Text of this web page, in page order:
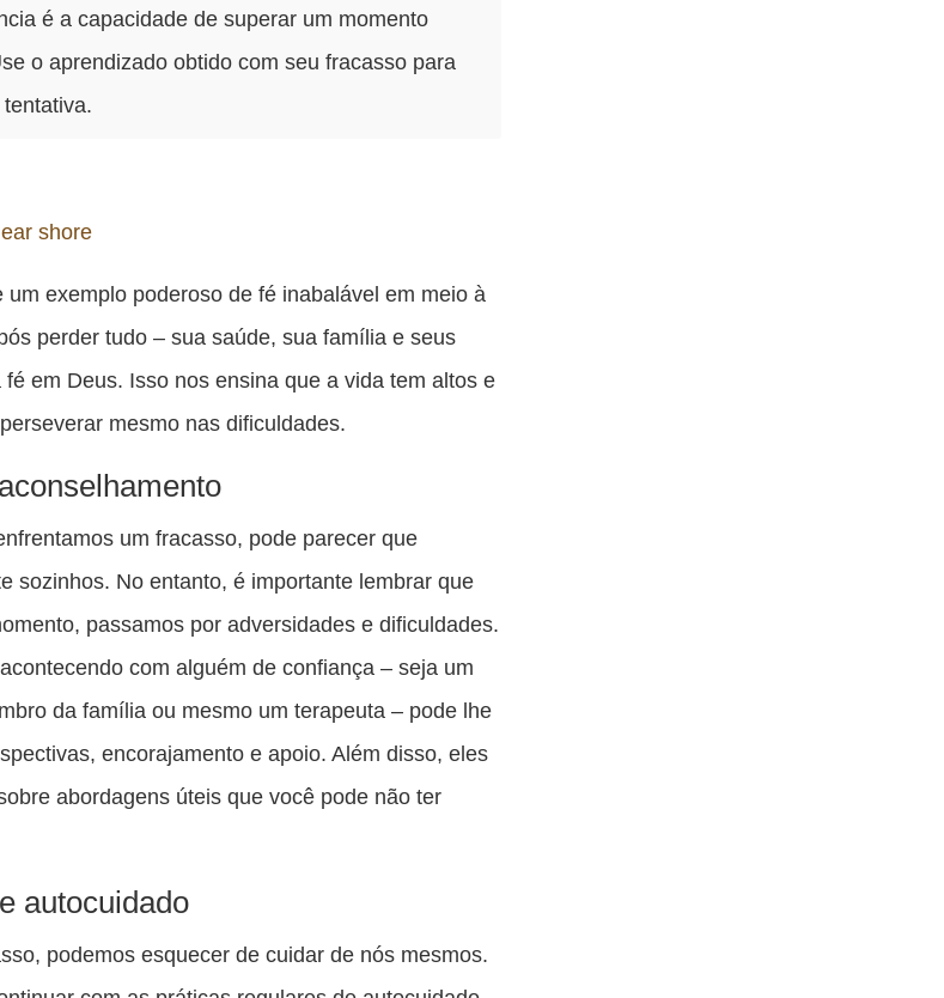
é a capacidade de superar um momento
o aprendizado obtido com seu fracasso para
um exemplo poderoso de fé inabalável em meio à
perder tudo – sua saúde, sua família e seus
em Deus. Isso nos ensina que a vida tem altos e
mesmo nas dificuldades.
um fracasso, pode parecer que
sozinhos. No entanto, é importante lembrar que
passamos por adversidades e dificuldades.
com alguém de confiança – seja um
da família ou mesmo um terapeuta – pode lhe
encorajamento e apoio. Além disso, eles
abordagens úteis que você pode não ter
autocuidado
podemos esquecer de cuidar de nós mesmos.